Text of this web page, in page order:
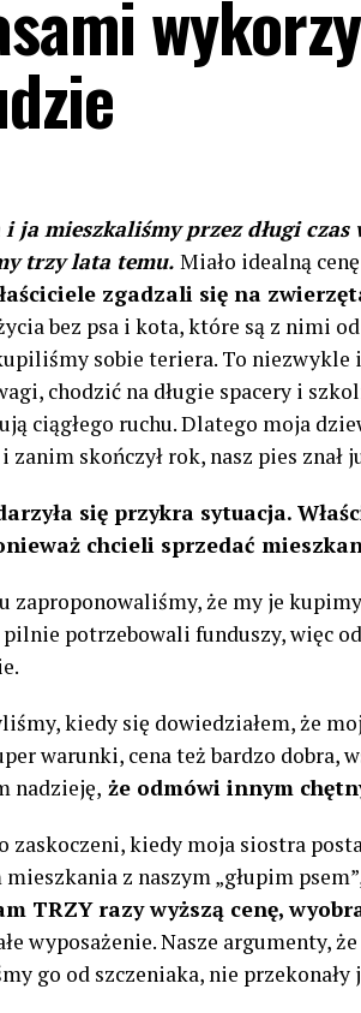
ja mieszkaliśmy przez długi czas
trzy lata temu. Miało idealną
zgadzali się na
bez psa i kota, które są z nimi
sobie teriera. To
chodzić na długie spacery i
ciągłego ruchu. Dlatego moja
zanim skończył rok, nasz pies znał
się przykra sytuacja.
chcieli sprzedać
zaproponowaliśmy, że my je
pilnie potrzebowali funduszy, więc
kiedy się dowiedziałem, że
warunki, cena też bardzo dobra,
nadzieję, że odmówi innym
kiedy moja siostra
z naszym „głupim
TRZY razy wyższą cenę,
wyposażenie. Nasze argumenty,
go od szczeniaka, nie przekonały